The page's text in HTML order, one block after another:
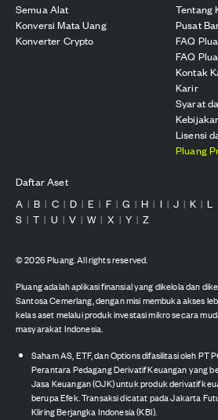
Semua Alat
Konversi Mata Uang
Konverter Crypto
Tentang
Pusat
FAQ
FAQ
Kontak
Karir
Syarat
Lisensi
Pluang
Daftar Aset
A | B | C | D | E | F | G | H | I | J | K | L
S | T | U | V | W | X | Y | Z
©2026Pluang. All rights reserved.
Pluang adalah aplikasi finansial yang dikelola dan
Santosa Cemerlang, dengan misi membuka akses
kelas aset melalui produk investasi mikro secara
masyarakat Indonesia.
Saham AS, ETF, dan Options difasilitasi oleh PT
Perantara Pedagang Derivatif Keuangan yang
Jasa Keuangan (OJK) untuk produk derivatif
berupa Efek. Transaksi dicatat pada Jakarta
Kliring Berjangka Indonesia (KBI).